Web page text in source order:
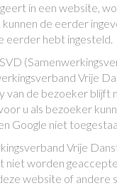
in een website,
de eerder
eerder hebt ingesteld.
Vrije
van de bezoeker blijft
u als bezoeker
Google niet
Vrije
niet worden
website of andere